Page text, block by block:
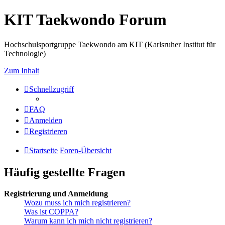
KIT Taekwondo Forum
Hochschulsportgruppe Taekwondo am KIT (Karlsruher Institut für
Technologie)
Zum Inhalt
Schnellzugriff
FAQ
Anmelden
Registrieren
Startseite Foren-Übersicht
Häufig gestellte Fragen
Registrierung und Anmeldung
Wozu muss ich mich registrieren?
Was ist COPPA?
Warum kann ich mich nicht registrieren?